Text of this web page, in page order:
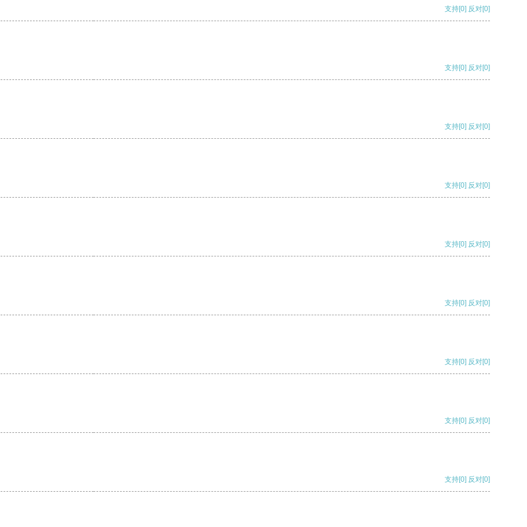
支持[0] 反对[0]
支持[0] 反对[0]
支持[0] 反对[0]
支持[0] 反对[0]
支持[0] 反对[0]
支持[0] 反对[0]
支持[0] 反对[0]
支持[0] 反对[0]
支持[0] 反对[0]